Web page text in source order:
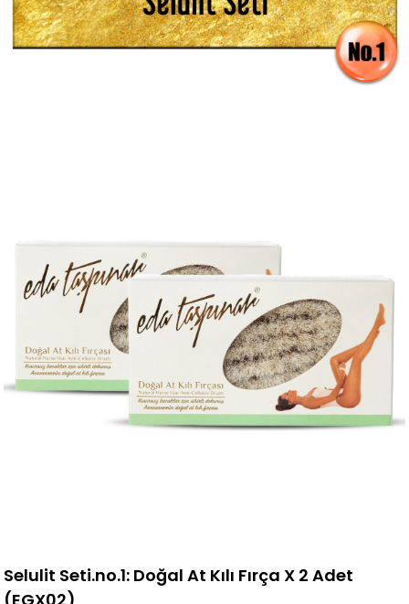
Selulit Seti.no.1: Doğal At Kılı Fırça X 2 Adet